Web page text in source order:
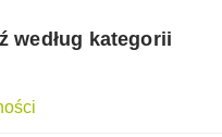
według kategorii